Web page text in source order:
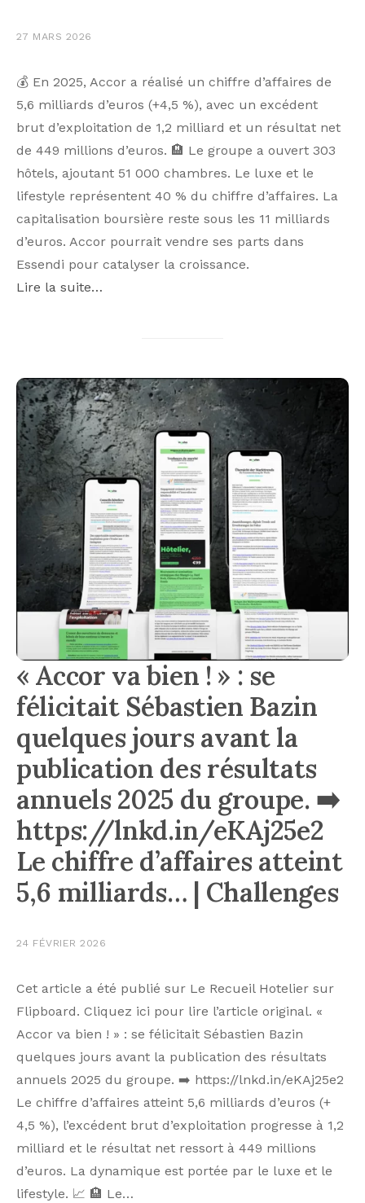
27 MARS 2026
💰 En 2025, Accor a réalisé un chiffre d’affaires de
5,6 milliards d’euros (+4,5 %), avec un excédent
brut d’exploitation de 1,2 milliard et un résultat net
de 449 millions d’euros. 🏨 Le groupe a ouvert 303
hôtels, ajoutant 51 000 chambres. Le luxe et le
lifestyle représentent 40 % du chiffre d’affaires. La
capitalisation boursière reste sous les 11 milliards
d’euros. Accor pourrait vendre ses parts dans
Essendi pour catalyser la croissance.
Lire la suite…
« Accor va bien ! » : se
félicitait Sébastien Bazin
quelques jours avant la
publication des résultats
annuels 2025 du groupe. ➡️
https://lnkd.in/eKAj25e2
Le chiffre d’affaires atteint
5,6 milliards… | Challenges
24 FÉVRIER 2026
Cet article a été publié sur Le Recueil Hotelier sur
Flipboard. Cliquez ici pour lire l’article original. «
Accor va bien ! » : se félicitait Sébastien Bazin
quelques jours avant la publication des résultats
annuels 2025 du groupe. ➡️ https://lnkd.in/eKAj25e2
Le chiffre d’affaires atteint 5,6 milliards d’euros (+
4,5 %), l’excédent brut d’exploitation progresse à 1,2
milliard et le résultat net ressort à 449 millions
d’euros. La dynamique est portée par le luxe et le
lifestyle. 📈 🏨 Le…